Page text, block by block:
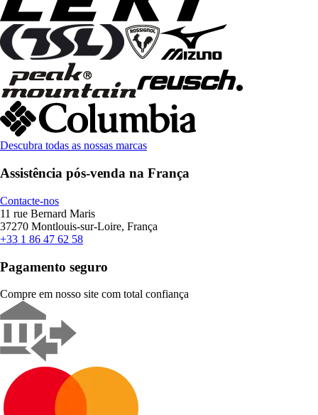
Descubra todas as nossas marcas
Assistência pós-venda na França
Contacte-nos
11 rue Bernard Maris
37270 Montlouis-sur-Loire, França
+33 1 86 47 62 58
Pagamento seguro
Compre em nosso site com total confiança